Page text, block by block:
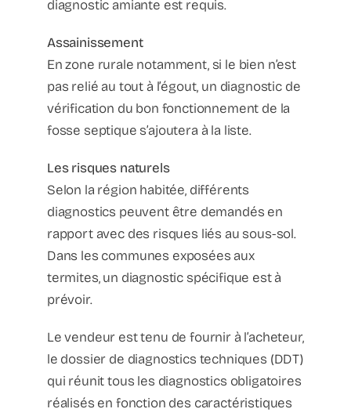
diagnostic amiante est requis.
Assainissement
En zone rurale notamment, si le bien n’est
pas relié au tout à l’égout, un diagnostic de
vérification du bon fonctionnement de la
fosse septique s’ajoutera à la liste.
Les risques naturels
Selon la région habitée, différents
diagnostics peuvent être demandés en
rapport avec des risques liés au sous-sol.
Dans les communes exposées aux
termites, un diagnostic spécifique est à
prévoir.
Le vendeur est tenu de fournir à l’acheteur,
le dossier de diagnostics techniques (DDT)
qui réunit tous les diagnostics obligatoires
réalisés en fonction des caractéristiques